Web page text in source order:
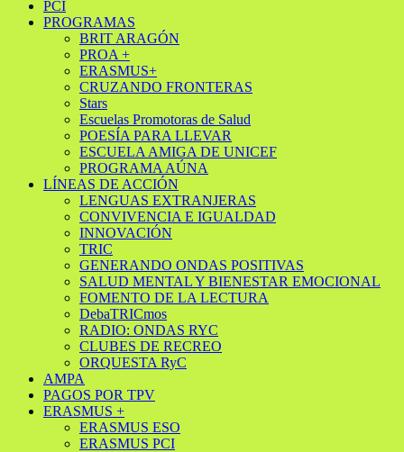
PCI
PROGRAMAS
BRIT ARAGÓN
PROA +
ERASMUS+
CRUZANDO FRONTERAS
Stars
Escuelas Promotoras de Salud
POESÍA PARA LLEVAR
ESCUELA AMIGA DE UNICEF
PROGRAMA AÚNA
LÍNEAS DE ACCIÓN
LENGUAS EXTRANJERAS
CONVIVENCIA E IGUALDAD
INNOVACIÓN
TRIC
GENERANDO ONDAS POSITIVAS
SALUD MENTAL Y BIENESTAR EMOCIONAL
FOMENTO DE LA LECTURA
DebaTRICmos
RADIO: ONDAS RYC
CLUBES DE RECREO
ORQUESTA RyC
AMPA
PAGOS POR TPV
ERASMUS +
ERASMUS ESO
ERASMUS PCI